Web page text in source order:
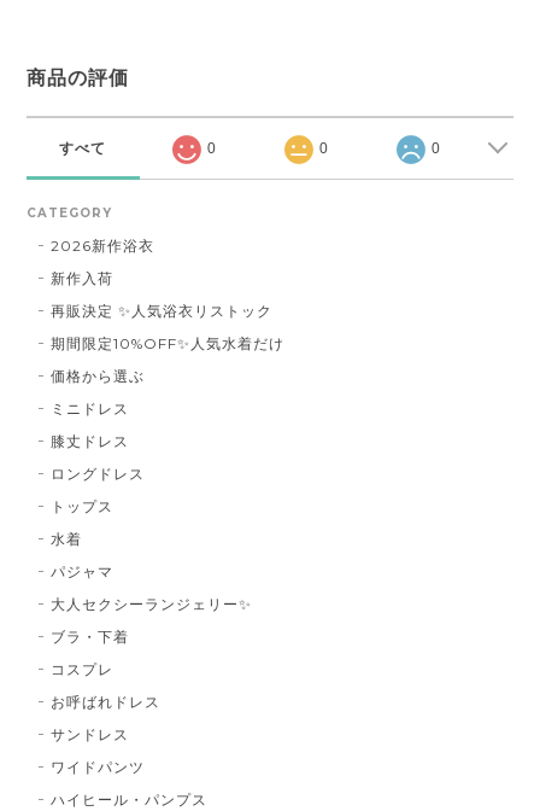
商品の評価
すべて 0 0 0
CATEGORY
2026新作浴衣
新作入荷
再販決定 ✨人気浴衣リストック
期間限定10%OFF✨人気水着だけ
価格から選ぶ
ミニドレス
膝丈ドレス
ロングドレス
トップス
水着
パジャマ
大人セクシーランジェリー✨
ブラ・下着
コスプレ
お呼ばれドレス
サンドレス
ワイドパンツ
ハイヒール・パンプス